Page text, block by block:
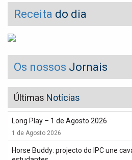
Receita do dia
Os nossos Jornais
Últimas Notícias
Long Play – 1 de Agosto 2026
1 de Agosto 2026
Horse Buddy: projecto do IPC une